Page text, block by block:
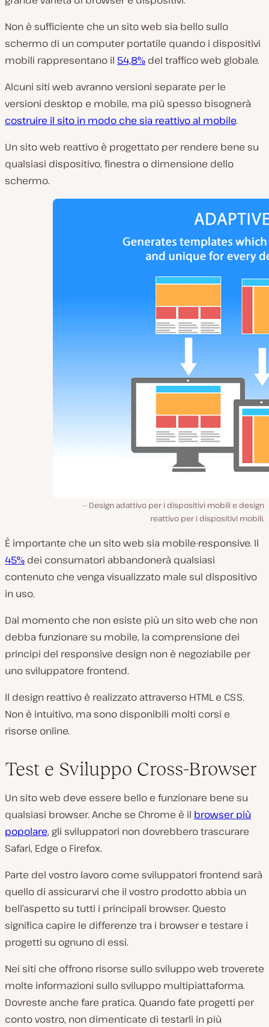
Non è sufficiente che un sito web sia bello sullo
schermo di un computer portatile quando i dispositivi
mobili rappresentano il 54,8% del traffico web globale.
Alcuni siti web avranno versioni separate per le
versioni desktop e mobile, ma più spesso bisognerà
costruire il sito in modo che sia reattivo al mobile.
Un sito web reattivo è progettato per rendere bene su
qualsiasi dispositivo, finestra o dimensione dello
schermo.
Design adattivo per i dispositivi mobili e design
reattivo per i dispositivi mobili.
È importante che un sito web sia mobile-responsive. Il
45% dei consumatori abbandonerà qualsiasi
contenuto che venga visualizzato male sul dispositivo
in uso.
Dal momento che non esiste più un sito web che non
debba funzionare su mobile, la comprensione dei
principi del responsive design non è negoziabile per
uno sviluppatore frontend.
Il design reattivo è realizzato attraverso HTML e CSS.
Non è intuitivo, ma sono disponibili molti corsi e
risorse online.
Test e Sviluppo Cross-Browser
Un sito web deve essere bello e funzionare bene su
qualsiasi browser. Anche se Chrome è il browser più
popolare, gli sviluppatori non dovrebbero trascurare
Safari, Edge o Firefox.
Parte del vostro lavoro come sviluppatori frontend sarà
quello di assicurarvi che il vostro prodotto abbia un
bell’aspetto su tutti i principali browser. Questo
significa capire le differenze tra i browser e testare i
progetti su ognuno di essi.
Nei siti che offrono risorse sullo sviluppo web troverete
molte informazioni sullo sviluppo multipiattaforma.
Dovreste anche fare pratica. Quando fate progetti per
conto vostro, non dimenticate di testarli in più